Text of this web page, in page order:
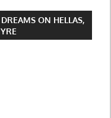
ON HELLAS,